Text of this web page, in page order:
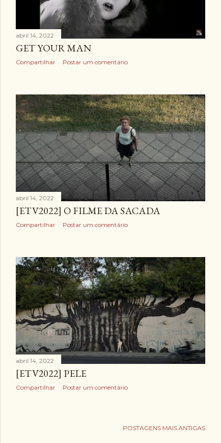
n
s
abril 14, 2022
GET YOUR MAN
Compartilhar Postar um comentário
abril 14, 2022
[ETV2022] O FILME DA SACADA
Compartilhar Postar um comentário
abril 14, 2022
[ETV2022] PELE
Compartilhar Postar um comentário
POSTAGENS MAIS ANTIGAS